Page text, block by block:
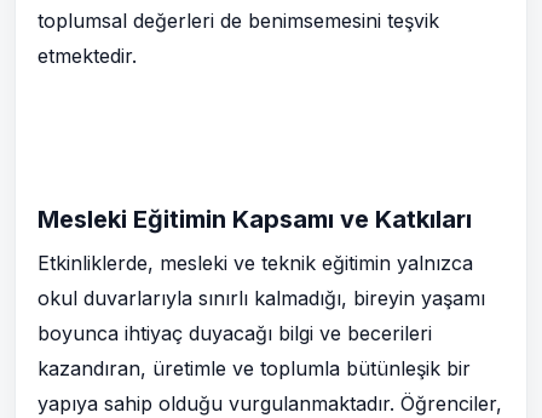
toplumsal değerleri de benimsemesini teşvik
etmektedir.
Mesleki Eğitimin Kapsamı ve Katkıları
Etkinliklerde, mesleki ve teknik eğitimin yalnızca
okul duvarlarıyla sınırlı kalmadığı, bireyin yaşamı
boyunca ihtiyaç duyacağı bilgi ve becerileri
kazandıran, üretimle ve toplumla bütünleşik bir
yapıya sahip olduğu vurgulanmaktadır. Öğrenciler,